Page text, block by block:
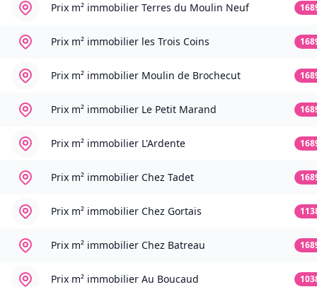
Prix m² immobilier Terres du Moulin Neuf
Prix m² immobilier les Trois Coins
Prix m² immobilier Moulin de Brochecut
Prix m² immobilier Le Petit Marand
Prix m² immobilier L'Ardente
Prix m² immobilier Chez Tadet
Prix m² immobilier Chez Gortais
Prix m² immobilier Chez Batreau
Prix m² immobilier Au Boucaud